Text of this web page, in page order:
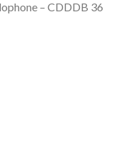
– CDDDB 36